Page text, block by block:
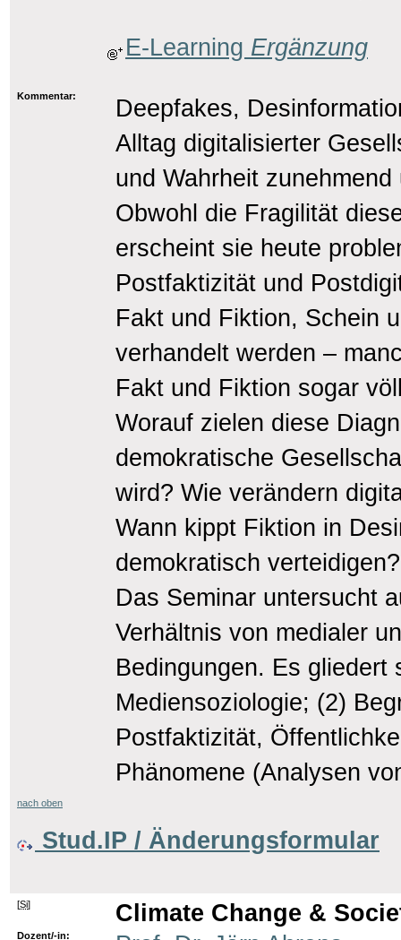
E-Learning Ergänzung
Kommentar:
Deepfakes,
Alltag digitalisierter
und Wahrheit
Obwohl die Fragilität
erscheint sie heute
Postfaktizität und
Fakt und Fiktion, Schein
verhandelt werden –
Fakt und Fiktion sogar
Worauf zielen diese
demokratische
wird? Wie verändern
Wann kippt Fiktion in
demokratisch verteidigen?
Das Seminar untersucht
Verhältnis von medialer
Bedingungen. Es gliedert
Mediensoziologie; (2)
Postfaktizität,
Phänomene (Analysen
nach oben
Stud.IP / Änderungsformular
[Si] Climate Change &
Dozent/-in: